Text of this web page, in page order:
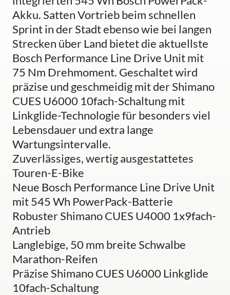
Akku. Satten Vortrieb beim schnellen
Sprint in der Stadt ebenso wie bei langen
Strecken über Land bietet die aktuellste
Bosch Performance Line Drive Unit mit
75 Nm Drehmoment. Geschaltet wird
präzise und geschmeidig mit der Shimano
CUES U6000 10fach-Schaltung mit
Linkglide-Technologie für besonders viel
Lebensdauer und extra lange
Wartungsintervalle.
Zuverlässiges, wertig ausgestattetes
Touren-E-Bike
Neue Bosch Performance Line Drive Unit
mit 545 Wh PowerPack-Batterie
Robuster Shimano CUES U4000 1x9fach-
Antrieb
Langlebige, 50 mm breite Schwalbe
Marathon-Reifen
Präzise Shimano CUES U6000 Linkglide
10fach-Schaltung